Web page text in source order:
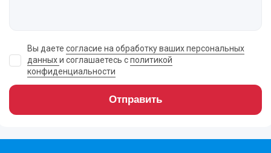
Вы даете согласие на обработку ваших персональных
данныхи соглашаетесь сполитикой
конфиденциальности
Отправить